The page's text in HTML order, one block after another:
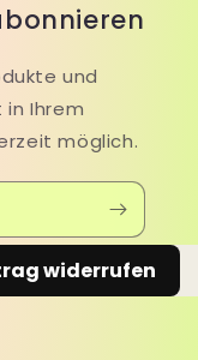
und
Ihrem
möglich.
widerrufen